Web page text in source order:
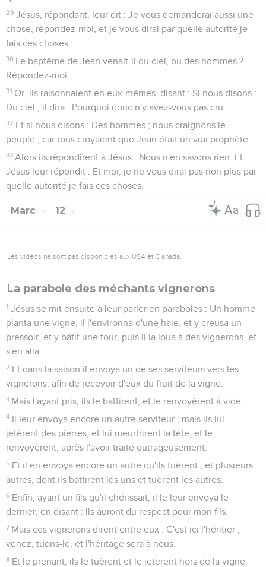
29 Jésus, répondant, leur dit : Je vous demanderai aussi une
chose, répondez-moi, et je vous dirai par quelle autorité je
fais ces choses.
30 Le baptême de Jean venait-il du ciel, ou des hommes ?
Répondez-moi.
31 Or, ils raisonnaient en eux-mêmes, disant : Si nous disons :
Du ciel ; il dira : Pourquoi donc n'y avez-vous pas cru
32 Et si nous disons : Des hommes ; nous craignons le
peuple ; car tous croyaient que Jean était un vrai prophète.
33 Alors ils répondirent à Jésus : Nous n'en savons rien. Et
Jésus leur répondit : Et moi, je ne vous dirai pas non plus par
quelle autorité je fais ces choses.
Marc 12
Les vidéos ne sont pas disponibles aux USA et C anada.
La parabole des méchants vignerons
1 Jésus se mit ensuite à leur parler en paraboles : Un homme
planta une vigne, il l'environna d'une haie, et y creusa un
pressoir, et y bâtit une tour, puis il la loua à des vignerons, et
s'en alla.
2 Et dans la saison il envoya un de ses serviteurs vers les
vignerons, afin de recevoir d'eux du fruit de la vigne.
3 Mais l'ayant pris, ils le battirent, et le renvoyèrent à vide.
4 Il leur envoya encore un autre serviteur ; mais ils lui
jetèrent des pierres, et lui meurtrirent la tête, et le
renvoyèrent, après l'avoir traité outrageusement.
5 Et il en envoya encore un autre qu'ils tuèrent ; et plusieurs
autres, dont ils battirent les uns et tuèrent les autres.
6 Enfin, ayant un fils qu'il chérissait, il le leur envoya le
dernier, en disant : Ils auront du respect pour mon fils.
7 Mais ces vignerons dirent entre eux : C'est ici l'héritier ;
venez, tuons-le, et l'héritage sera à nous.
8 Et le prenant, ils le tuèrent et le jetèrent hors de la vigne.